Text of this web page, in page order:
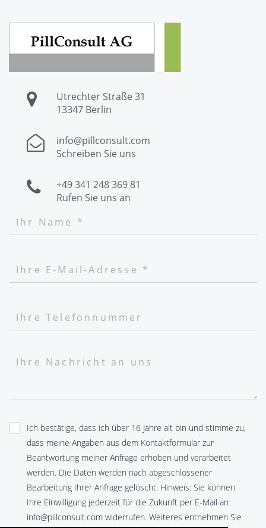
Utrechter Straße 31
13347 Berlin
info@pillconsult.com
Schreiben Sie uns
+49 341 248 369 81
Rufen Sie uns an
Ich bestätige, dass ich über 16 Jahre alt bin und stimme zu,
dass meine Angaben aus dem Kontaktformular zur
Beantwortung meiner Anfrage erhoben und verarbeitet
werden. Die Daten werden nach abgeschlossener
Bearbeitung Ihrer Anfrage gelöscht. Hinweis: Sie können
Ihre Einwilligung jederzeit für die Zukunft per E-Mail an
info@pillconsult.com widerrufen. Weiteres entnehmen Sie